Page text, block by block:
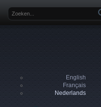
Zoekveld
English
Français
Nederlands